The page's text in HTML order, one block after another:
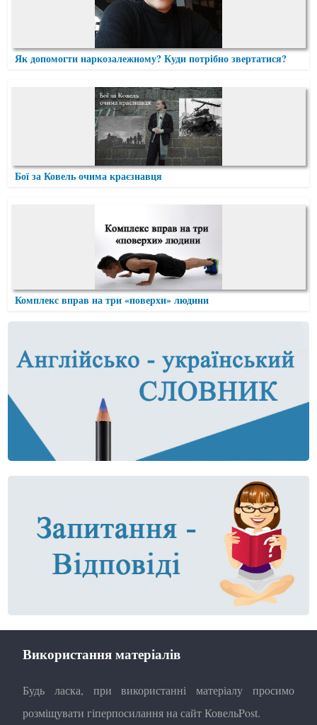
Як допомогти наркозалежному? Куди потрібно звертатися?
Бої за Ковель очима краєзнавця
Комплекс вправ на три «поверхи» людини
Використання матеріалів
Будь ласка, при використанні матеріалу просимо
розміщувати гіперпосилання на сайт КовельPost.